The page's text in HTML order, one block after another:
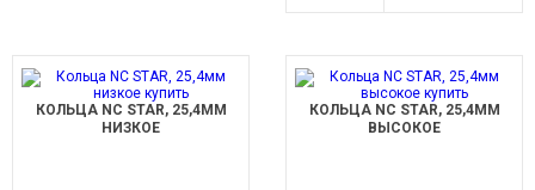
КОЛЬЦА NC STAR, 25,4ММ
НИЗКОЕ
КОЛЬЦА NC STAR, 25,4ММ
ВЫСОКОЕ